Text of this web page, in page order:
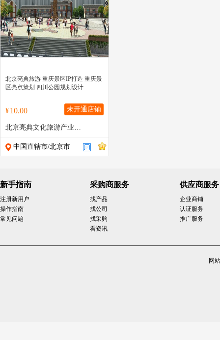
北京亮典旅游 重庆景区IP打造 重庆景
区亮点策划 四川公园规划设计
¥ 10.00 未开通店铺
北京亮典文化旅游产业有限公司
中国直辖市/北京市
新手指南
注册新用户
操作指南
常见问题
采购商服务
找产品
找公司
找采购
看资讯
供应商服务
企业商铺
认证服务
推广服务
网